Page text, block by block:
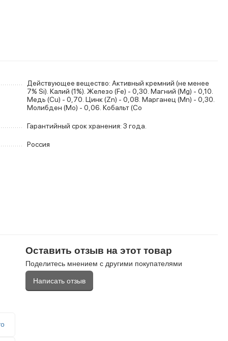
Действующее вещество: Активный кремний (не менее
7% Si). Калий (1%). Железо (Fe) - 0,30. Магний (Mg) - 0,10.
Медь (Сu) - 0,70. Цинк (Zn) - 0,08. Марганец (Мn) - 0,30.
Молибден (Мо) - 0,06. Кобальт (Со
Гарантийный срок хранения: 3 года.
Россия
Оставить отзыв на этот товар
Поделитесь мнением с другими покупателями
Написать отзыв